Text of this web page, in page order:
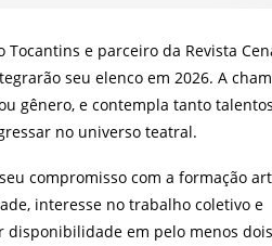
e parceiro da Revista
seu elenco em 2026. A
gênero, e contempla tanto talentos
no universo teatral.
compromisso com a formação
interesse no trabalho coletivo e
disponibilidade em pelo menos